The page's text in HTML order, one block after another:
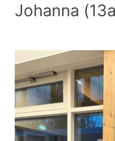
Johanna